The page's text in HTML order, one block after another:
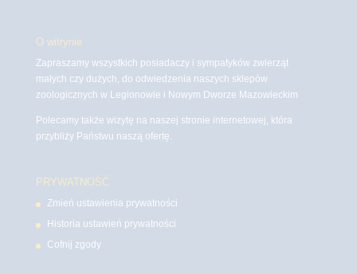
O witrynie
Zapraszamy wszystkich posiadaczy i sympatyków zwierząt
małych czy dużych, do odwiedzenia naszych sklepów
zoologicznych w Legionowie i Nowym Dworze Mazowieckim
Polecamy także wizytę na naszej stronie internetowej, która
przybliży Państwu naszą ofertę.
PRYWATNOŚĆ
Zmień ustawienia prywatności
Historia ustawień prywatności
Cofnij zgody